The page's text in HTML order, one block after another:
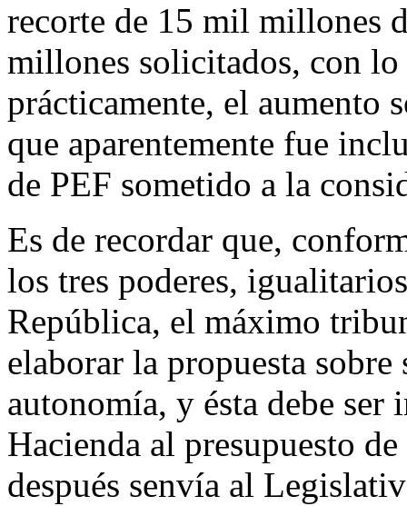
recorte de 15 mil millones
millones solicitados, con
prácticamente, el aumento
que aparentemente fue
de PEF sometido a la
Es de recordar que,
los tres poderes,
República, el máximo
elaborar la propuesta
autonomía, y ésta debe ser
Hacienda al presupuesto
después senvía al